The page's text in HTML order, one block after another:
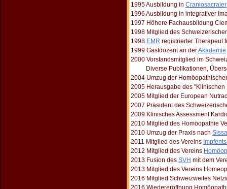
1995 Ausbildung in Craniosacraler
1996 Ausbildung in integrativer
1997 Höhere Fachausbildung
1998 Mitglied des
1998 EMR registrierter Therapeut
1999 Gastdozent an derAkademie
2000 Vorstandsmitglied im
Diverse Publikationen,
2004 Umzug der
2005 Herausgabe des
2005 Mitglied der European
2007 Präsident des
2009 Klinisches Assessment
2010 Mitglied des Homöopathie
2010 Umzug der Praxis nach
2011 Mitglied des Vereins
2012 Mitglied des Vereins
2013 Fusion des SVH mit dem
2013 Mitglied des Vereins
2016 Mitglied Schweizweites
2016 Wiedereröffnung